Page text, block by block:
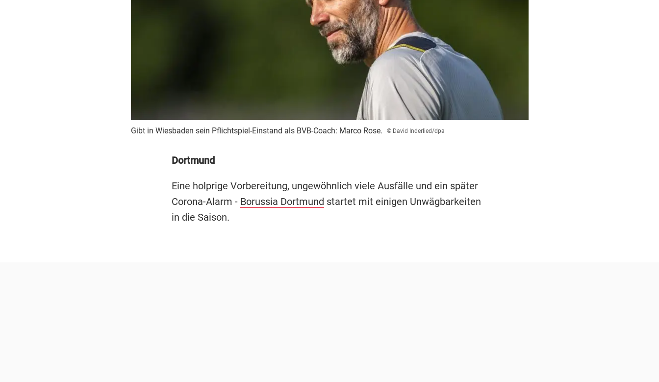
Gibt in Wiesbaden sein Pflichtspiel-Einstand als BVB-Coach: Marco Rose. © David Inderlied/dpa
Dortmund
Eine holprige Vorbereitung, ungewöhnlich viele Ausfälle und ein später
Corona-Alarm - Borussia Dortmund startet mit einigen Unwägbarkeiten
in die Saison.